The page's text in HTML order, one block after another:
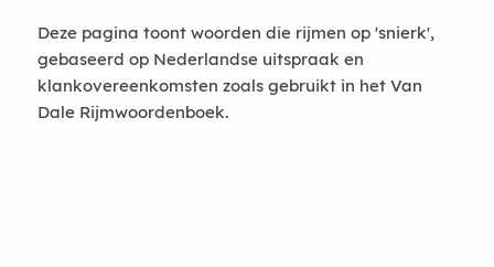
Deze pagina toont woorden die rijmen op 'snierk',
gebaseerd op Nederlandse uitspraak en
klankovereenkomsten zoals gebruikt in het Van
Dale Rijmwoordenboek.